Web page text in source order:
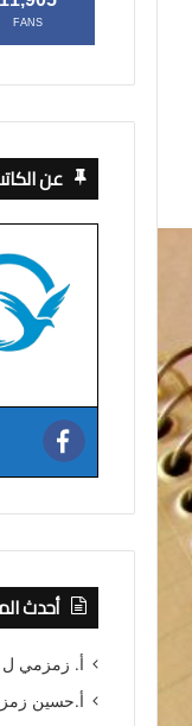
FANS
عن
أحدث
أ. زمزمي ل (
أ.حسين